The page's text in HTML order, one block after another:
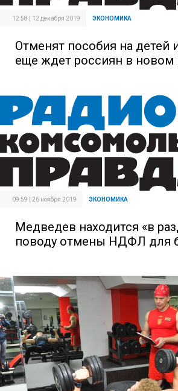
12:58 | 12 декабря 2019 ЭКОНОМИКА
Отменят пособия на детей
еще ждет россиян в новом
09:59 | 26 ноября 2019 ЭКОНОМИКА
Медведев находится «в
поводу отмены НДФЛ для